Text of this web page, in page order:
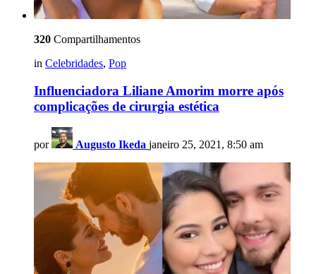
320 Compartilhamentos
in Celebridades, Pop
Influenciadora Liliane Amorim morre após
complicações de cirurgia estética
por Augusto Ikeda janeiro 25, 2021, 8:50 am